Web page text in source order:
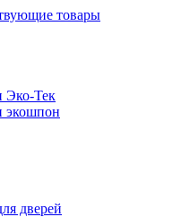
товары
Эко-Тек
экошпон
дверей